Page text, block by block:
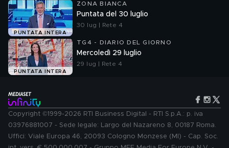
PUNTATA INTERA
ZONA BIANCA
Puntata del 30 luglio
30 lug | Rete 4
PUNTATA INTERA
TG4 - DIARIO DEL GIORNO
Mercoledì 29 luglio
29 lug | Rete 4
Copyright ©1999-2026 RTI Business Digital - RTI S.p.A.: p. iva
03976881007 - Sede legale: Largo del Nazareno 8, 00187 Roma.
Uffici: Viale Europa 46, 20093 Cologno Monzese (MI) - Cap. Soc.